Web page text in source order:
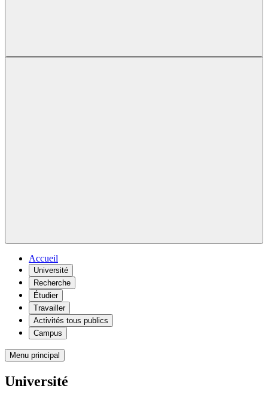
Accueil
Université
Recherche
Étudier
Travailler
Activités tous publics
Campus
Menu principal
Université